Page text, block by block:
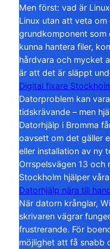
Men först: vad är
Linux utan att veta om
grundkomponent
kunna hantera filer,
hårdvara och mycket
är att det är släppt
Digital fixare
Datorproblem kan
tidskrävande – men
Datorhjälp i Bromma
oavsett om det gäller
eller installation av ny
Orrspelsvägen 13 och
Stockholm hjälper
Datorhjälp nära till
När datorn krånglar,
skrivaren vägrar
frustrerande. För
möjlighet att få snabb